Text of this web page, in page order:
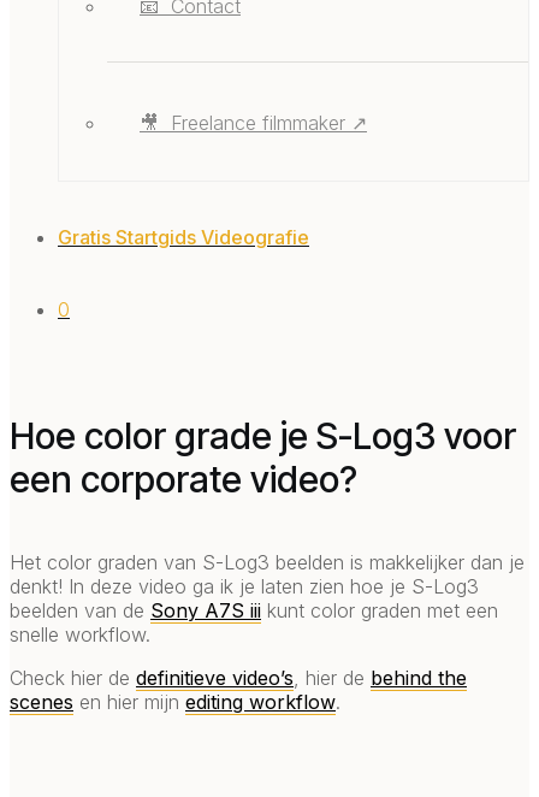
📧 ‎ ‎Contact
🎥 ‎ ‎Freelance filmmaker ↗
Gratis Startgids Videografie
0
Hoe color grade je S-Log3 voor
een corporate video?
Het color graden van S-Log3 beelden is makkelijker dan je
denkt! In deze video ga ik je laten zien hoe je S-Log3
beelden van de Sony A7S iii kunt color graden met een
snelle workflow.
Check hier de definitieve video’s, hier de behind the
scenes en hier mijn editing workflow.